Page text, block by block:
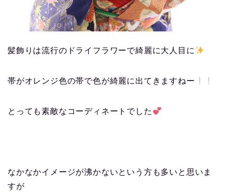
髪飾りは流行のドライフラワーで綺麗に大人目に
帯がオレンジ色の帯で色が綺麗に出てきますねー
とっても素敵なコーディネートでした
なかなかイメージが沸かないという方も多いと思いま
すが